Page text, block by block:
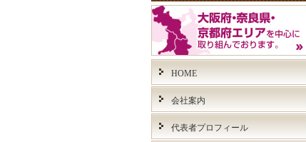
HOME
会社案内
代表者プロフィール